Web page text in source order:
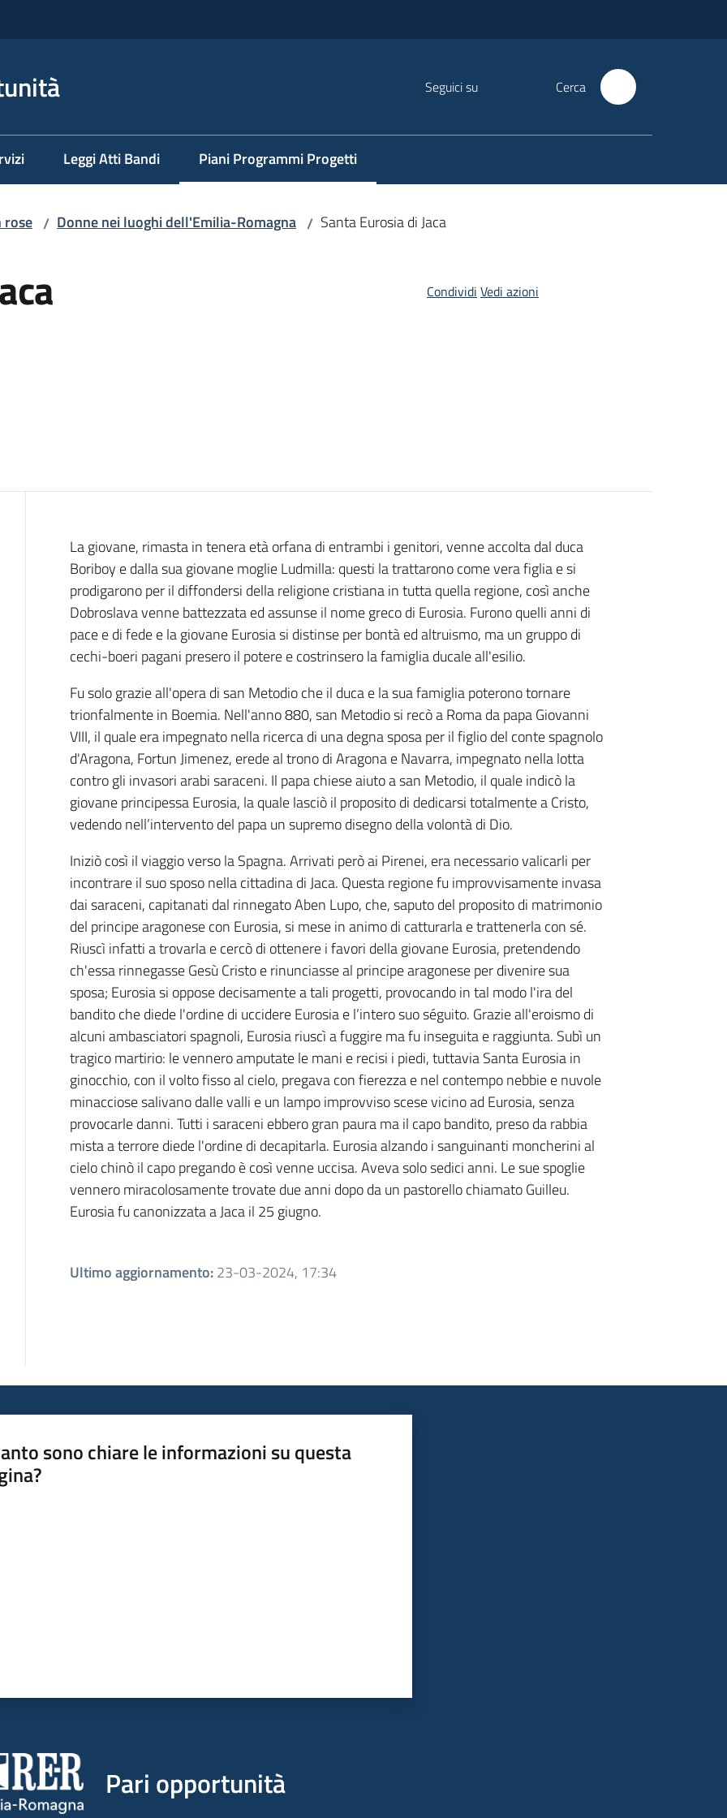
Seguici su Cerca
Leggi Atti Bandi Piani Programmi Progetti
Menu selezionato
rose / Donne nei luoghi dell'Emilia-Romagna / Santa Eurosia di Jaca
Condividi Vedi azioni
Introduzione
La giovane, rimasta in tenera età orfana di entrambi i genitori, venne accolta dal duca
Boriboy e dalla sua giovane moglie Ludmilla: questi la trattarono come vera figlia e si
prodigarono per il diffondersi della religione cristiana in tutta quella regione, così anche
Dobroslava venne battezzata ed assunse il nome greco di Eurosia. Furono quelli anni di
pace e di fede e la giovane Eurosia si distinse per bontà ed altruismo, ma un gruppo di
cechi-boeri pagani presero il potere e costrinsero la famiglia ducale all'esilio.
Fu solo grazie all'opera di san Metodio che il duca e la sua famiglia poterono tornare
trionfalmente in Boemia. Nell'anno 880, san Metodio si recò a Roma da papa Giovanni
VIII, il quale era impegnato nella ricerca di una degna sposa per il figlio del conte spagnolo
d'Aragona, Fortun Jimenez, erede al trono di Aragona e Navarra, impegnato nella lotta
contro gli invasori arabi saraceni. Il papa chiese aiuto a san Metodio, il quale indicò la
giovane principessa Eurosia, la quale lasciò il proposito di dedicarsi totalmente a Cristo,
vedendo nell’intervento del papa un supremo disegno della volontà di Dio.
Iniziò così il viaggio verso la Spagna. Arrivati però ai Pirenei, era necessario valicarli per
incontrare il suo sposo nella cittadina di Jaca. Questa regione fu improvvisamente invasa
dai saraceni, capitanati dal rinnegato Aben Lupo, che, saputo del proposito di matrimonio
del principe aragonese con Eurosia, si mese in animo di catturarla e trattenerla con sé.
Riuscì infatti a trovarla e cercò di ottenere i favori della giovane Eurosia, pretendendo
ch'essa rinnegasse Gesù Cristo e rinunciasse al principe aragonese per divenire sua
sposa; Eurosia si oppose decisamente a tali progetti, provocando in tal modo l'ira del
bandito che diede l'ordine di uccidere Eurosia e l’intero suo séguito. Grazie all'eroismo di
alcuni ambasciatori spagnoli, Eurosia riuscì a fuggire ma fu inseguita e raggiunta. Subì un
tragico martirio: le vennero amputate le mani e recisi i piedi, tuttavia Santa Eurosia in
ginocchio, con il volto fisso al cielo, pregava con fierezza e nel contempo nebbie e nuvole
minacciose salivano dalle valli e un lampo improvviso scese vicino ad Eurosia, senza
provocarle danni. Tutti i saraceni ebbero gran paura ma il capo bandito, preso da rabbia
mista a terrore diede l'ordine di decapitarla. Eurosia alzando i sanguinanti moncherini al
cielo chinò il capo pregando è così venne uccisa. Aveva solo sedici anni. Le sue spoglie
vennero miracolosamente trovate due anni dopo da un pastorello chiamato Guilleu.
Eurosia fu canonizzata a Jaca il 25 giugno.
Ultimo aggiornamento:23-03-2024, 17:34
sono chiare le informazioni su questa
Pari opportunità